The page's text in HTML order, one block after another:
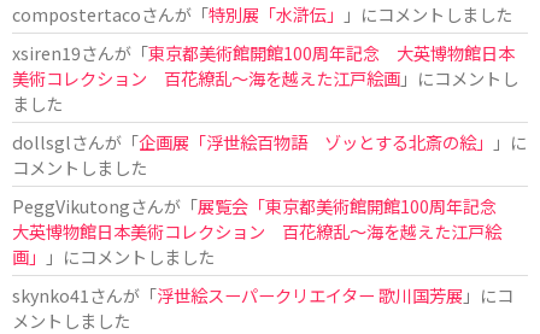
compostertacoさんが「特別展「水滸伝」
」にコメントしました
xsiren19さんが「東京都美術館開館100周年記念 大英博物館日本
美術コレクション 百花繚乱～海を越えた江戸絵画」にコメントし
ました
dollsglさんが「企画展「浮世絵百物語 ゾッとする北斎の絵」
」に
コメントしました
PeggVikutongさんが「展覧会「東京都美術館開館100周年記念
大英博物館日本美術コレクション 百花繚乱〜海を越えた江戸絵
画」
」にコメントしました
skynko41 さんが「浮世絵スーパークリエイター 歌川国芳展 」にコ
メントしました